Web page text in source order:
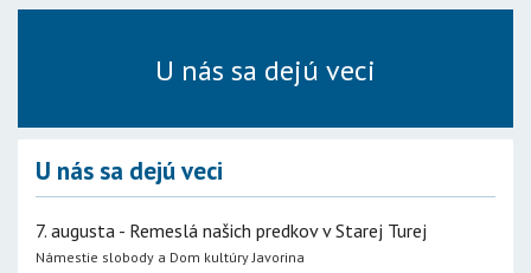
U nás sa dejú veci
U nás sa dejú veci
7. augusta - Remeslá našich predkov v Starej Turej
Námestie slobody a Dom kultúry Javorina